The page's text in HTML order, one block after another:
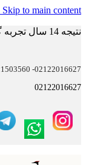
Skip to main content
نتیجه 14 سال تجربه گروه دارکوب رو باهاتون به اشتراک میذاریم...
02122016627- 09121503560
02122016627